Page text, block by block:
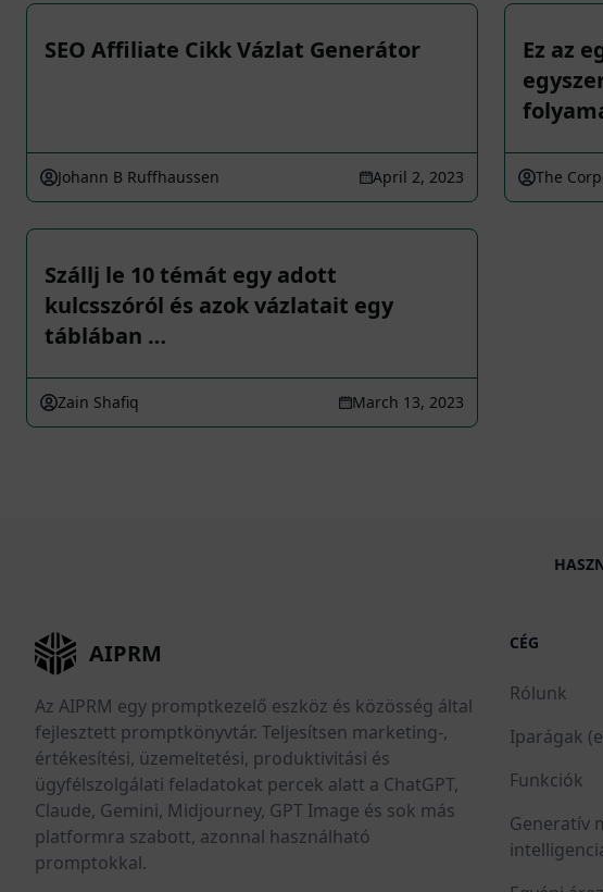
SEO Affiliate Cikk Vázlat Generátor
Johann B Ruffhaussen April 2, 2023
Ez az
The
Szállj le 10 témát egy adott
kulcsszóról és azok vázlatait egy
táblában …
Zain Shafiq March 13, 2023
AIPRM
Az AIPRM egy promptkezelő eszköz és közösség által
fejlesztett promptkönyvtár. Teljesítsen marketing-,
értékesítési, üzemeltetési, produktivitási és
ügyfélszolgálati feladatokat percek alatt a ChatGPT,
Claude, Gemini, Midjourney, GPT Image és sok más
platformra szabott, azonnal használható
promptokkal.
CÉG
Rólunk
Iparágak
Funkciók
Generatív